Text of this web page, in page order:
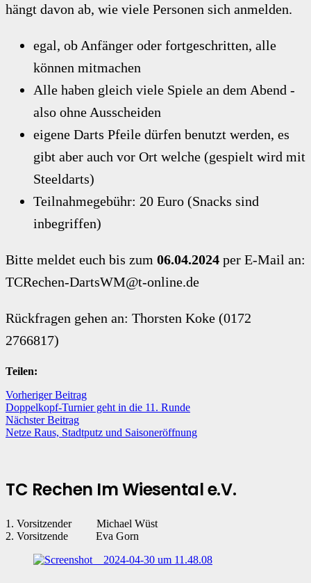
hängt davon ab, wie viele Personen sich anmelden.
egal, ob Anfänger oder fortgeschritten, alle
können mitmachen
Alle haben gleich viele Spiele an dem Abend -
also ohne Ausscheiden
eigene Darts Pfeile dürfen benutzt werden, es
gibt aber auch vor Ort welche (gespielt wird mit
Steeldarts)
Teilnahmegebühr: 20 Euro (Snacks sind
inbegriffen)
Bitte meldet euch bis zum 06.04.2024 per E-Mail an:
TCRechen-DartsWM@t-online.de
Rückfragen gehen an: Thorsten Koke (0172
2766817)
Teilen:
Vorheriger Beitrag
Doppelkopf-Turnier geht in die 11. Runde
Nächster Beitrag
Netze Raus, Stadtputz und Saisoneröffnung
TC Rechen Im Wiesental e.V.
1. Vorsitzender Michael Wüst
2. Vorsitzende Eva Gorn